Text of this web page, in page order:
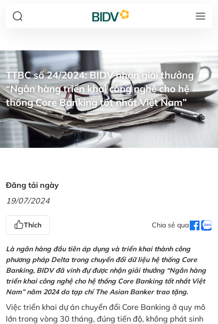
TTBC số 24/2024: BIDV nhận giải thưởng
“Ngân hàng triển khai công nghệ cho hệ
thống Core Banking tốt nhất Việt Nam”
Đăng tải ngày
19/07/2024
Thích Chia sẻ qua
Là ngân hàng đầu tiên áp dụng và triển khai thành công
phương pháp Delta trong chuyển đổi dữ liệu hệ thống Core
Banking, BIDV đã vinh đự được nhận giải thưởng “Ngân hàng
triển khai công nghệ cho hệ thống Core Banking tốt nhất Việt
Nam” năm 2024 do tạp chí The Asian Banker trao tặng.
Việc triển khai dự án chuyển đổi Core Banking ở quy mô
lớn trong vòng 30 tháng, đúng tiến độ, không phát sinh